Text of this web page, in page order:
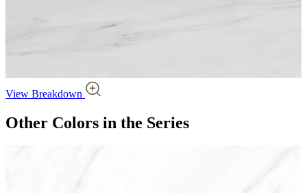
View Breakdown
Other Colors in the Series